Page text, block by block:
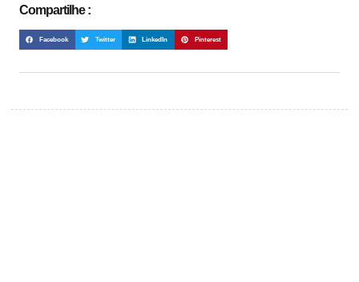
Compartilhe :
Facebook Twitter LinkedIn Pinterest